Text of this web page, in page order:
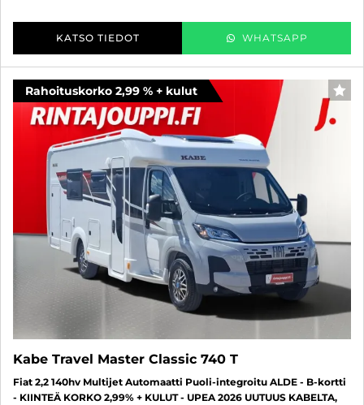
KATSO TIEDOT WHATSAPP
Rahoituskorko 2,99 % + kulut
Kabe Travel Master Classic 740 T
Fiat 2,2 140hv Multijet Automaatti Puoli-integroitu ALDE - B-kortti
- KIINTEÄ KORKO 2,99% + KULUT - UPEA 2026 UUTUUS KABELTA,